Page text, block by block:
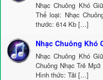
Nhạc Chuông Khó
Thể loại: Nhạc
thước: 614 Kb […]
Nhạc Chuông Khó
Nhạc Chuông Khó
Chuông Nhạc Trẻ
Hình thức: Tải […]